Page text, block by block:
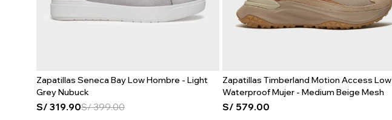
Zapatillas Seneca Bay Low Hombre - Light
Grey Nubuck
S/ 319.90S/399.00
Zapatillas Timberland Motion Access Low
Waterproof Mujer - Medium Beige Mesh
S/ 579.00